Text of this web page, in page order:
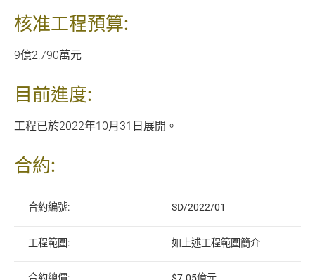
核准工程預算:
9億2,790萬元
目前進度:
工程已於2022年10月31日展開。
合約:
合約編號: SD/2022/01
工程範圍: 如上述工程範圍簡介